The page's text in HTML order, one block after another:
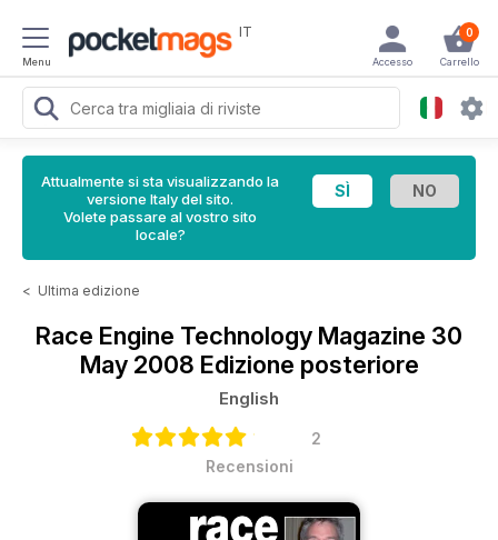
Menu
IT 0
Carrello
Accesso
Attualmente si sta visualizzando la
versione Italy del sito.
Volete passare al vostro sito
locale?
< Ultima edizione
Race Engine Technology Magazine 30
May 2008 Edizione posteriore
English
2
Recensioni